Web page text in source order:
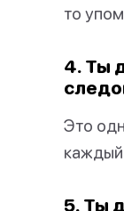
то
4. Ты
Это
каждый
5. Ты